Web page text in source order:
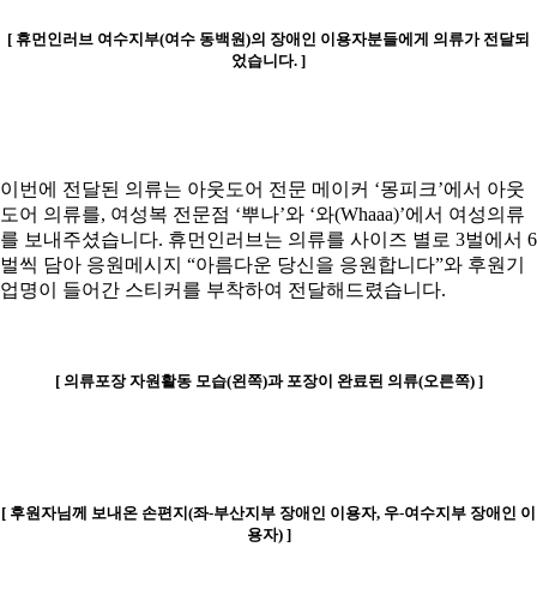
[ 휴먼인러브 여수지부(여수 동백원)의 장애인 이용자분들에게 의류가 전달되
었습니다. ]
이번에 전달된 의류는 아웃도어 전문 메이커 ‘몽피크’에서 아웃
도어 의류를, 여성복 전문점 ‘뿌나’와 ‘와(Whaaa)’에서 여성의류
를 보내주셨습니다. 휴먼인러브는 의류를 사이즈 별로 3벌에서 6
벌씩 담아 응원메시지 “아름다운 당신을 응원합니다”와 후원기
업명이 들어간 스티커를 부착하여 전달해드렸습니다.
[ 의류포장 자원활동 모습(왼쪽)과 포장이 완료된 의류(오른쪽) ]
[ 후원자님께 보내온 손편지(좌-부산지부 장애인 이용자, 우-여수지부 장애인 이
용자) ]